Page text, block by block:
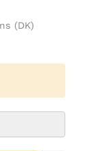
(DK)